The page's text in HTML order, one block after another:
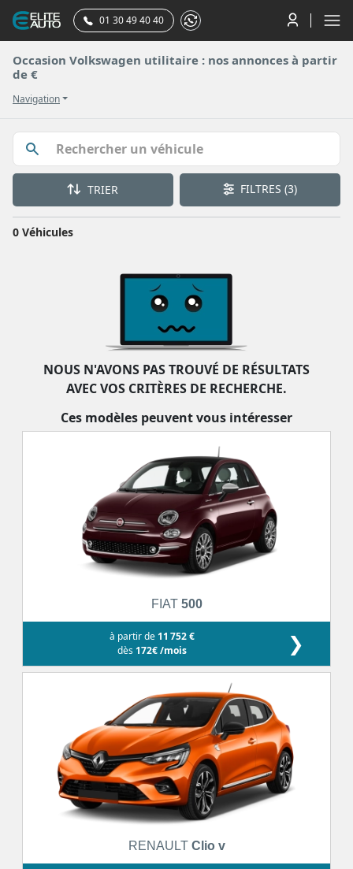
01 30 49 40 40
Occasion Volkswagen utilitaire : nos annonces à partir
de €
Navigation
TRIER FILTRES(3)
0 Véhicules
NOUS N'AVONS PAS TROUVÉ DE RÉSULTATS
AVEC VOS CRITÈRES DE RECHERCHE.
Ces modèles peuvent vous intéresser
FIAT 500
à partir de 11 752 €
dès 172€ /mois ❯
RENAULT Clio v